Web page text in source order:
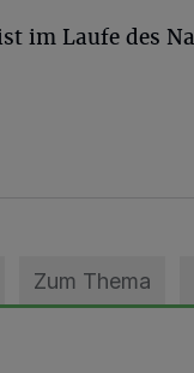
im Laufe des
Zum Thema
Welt